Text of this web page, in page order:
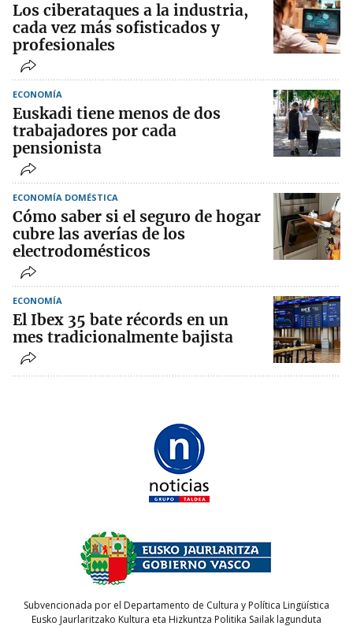
Los ciberataques a la industria,
cada vez más sofisticados y
profesionales
ECONOMÍA
Euskadi tiene menos de dos
trabajadores por cada
pensionista
ECONOMÍA DOMÉSTICA
Cómo saber si el seguro de hogar
cubre las averías de los
electrodomésticos
ECONOMÍA
El Ibex 35 bate récords en un
mes tradicionalmente bajista
Subvencionada por el Departamento de Cultura y Política Lingüística
Eusko Jaurlaritzako Kultura eta Hizkuntza Politika Sailak lagunduta